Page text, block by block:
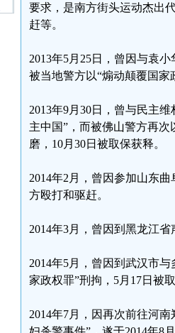
要求，是南方街头运动杰出
赶等。
2013年5月25日，曾因与袁
被当地警方以“煽动颠覆国家
2013年9月30日，曾与民主
主中国”，而被佛山警方再
磨，10月30日被取保获释。
2014年2月，曾因参加山东
方殴打和驱赶。
2014年3月，曾因到黑龙江
2014年5月，曾因到武汉市
家政权罪”刑拘，5月17日被
2014年7月，因再次前往河